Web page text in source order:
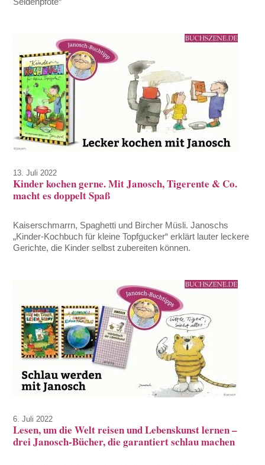
13. Juli 2022
Kinder kochen gerne. Mit Janosch, Tigerente & Co.
macht es doppelt Spaß
Kaiserschmarrn, Spaghetti und Bircher Müsli. Janoschs
„Kinder-Kochbuch für kleine Topfgucker“ erklärt lauter leckere
Gerichte, die Kinder selbst zubereiten können.
6. Juli 2022
Lesen, um die Welt reisen und Lebenskunst lernen –
drei Janosch-Bücher, die garantiert schlau machen